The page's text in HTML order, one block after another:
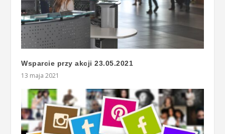
Wsparcie przy akcji 23.05.2021
13 maja 2021